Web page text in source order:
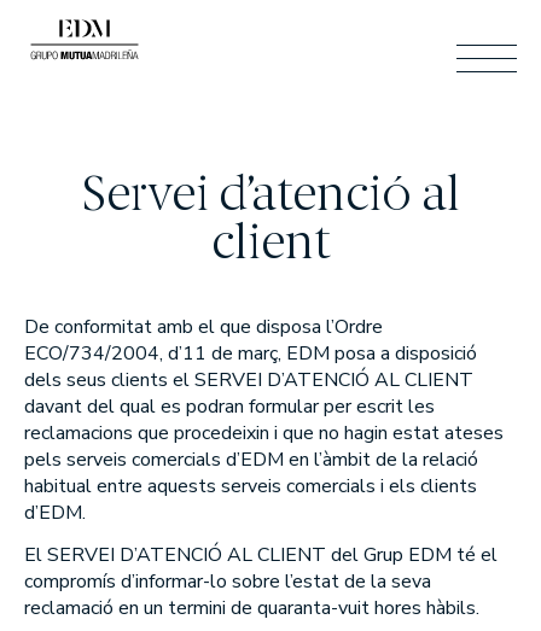
ESP
CERCAR
CONTACTO
Qui som
SOM EDM
EL NOSTRE EQUIP
MEMÒRIES ANUALS
Servei d’atenció al
client
De conformitat amb el que disposa l’Ordre
ECO/734/2004, d’11 de març, EDM posa a disposició
dels seus clients el SERVEI D’ATENCIÓ AL CLIENT
davant del qual es podran formular per escrit les
reclamacions que procedeixin i que no hagin estat ateses
pels serveis comercials d’EDM en l’àmbit de la relació
habitual entre aquests serveis comercials i els clients
d’EDM.
El SERVEI D’ATENCIÓ AL CLIENT del Grup EDM té el
compromís d’informar-lo sobre l’estat de la seva
reclamació en un termini de quaranta-vuit hores hàbils.